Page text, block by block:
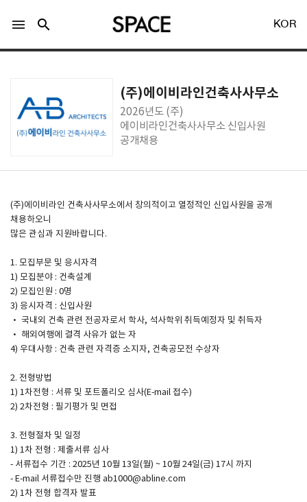
Facebook 로그인
SPACE 소개
기사문의
광고문의
menu search KOR
(주)에이비라인건축사사무소
2026년도 (주)
에이비라인건축사사무소 신입사원
공개채용
(주)에이비라인 건축사사무소에서 창의적이고 열정적인 신입사원을 공개
채용하오니
많은 관심과 지원바랍니다.
1. 모집부문 및 응시자격
1) 모집분야 : 건축설계
2) 모집인원 : 0명
3) 응시자격 : 신입사원
· 국내외 건축 관련 전공자로서 학사, 석사학위 취득예정자 및 취득자
· 해외여행에 결격 사유가 없는 자
4) 우대사항 : 건축 관련 자격증 소지자, 건축공모전 수상자
2. 전형방법
1) 1차전형 : 서류 및 포트폴리오 심사(E-mail 접수)
2) 2차전형 : 필기평가 및 면접
3. 전형절차 및 일정
1) 1차 전형 : 제출서류 심사
- 서류접수 기간 : 2025년 10월 13일(월) ~ 10월 24일(금) 17시 까지
- E-mail 서류접수만 진행 ab1000@abline.com
2) 1차 전형 합격자 발표